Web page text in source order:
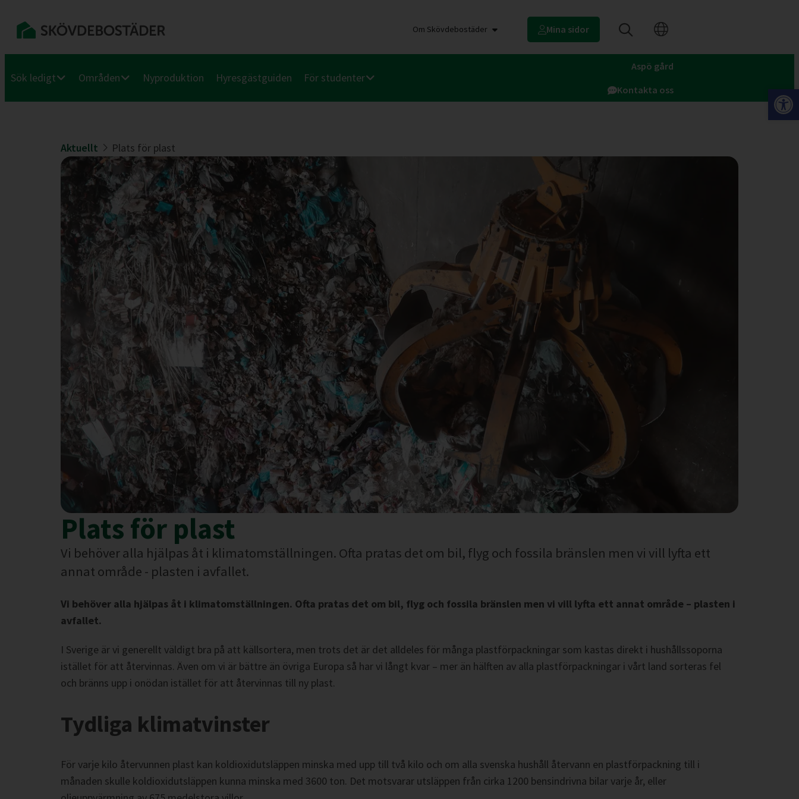
Om Skövdebostäder Mina sidor
Sök ledigt Områden Nyproduktion Hyresgästguiden För studenter
Aspö gård
Kontakta oss
Aktuellt Plats för plast
Plats för plast
Vi behöver alla hjälpas åt i klimatomställningen. Ofta pratas det om bil, flyg och fossila bränslen men vi vill lyfta ett
annat område - plasten i avfallet.
Vi behöver alla hjälpas åt i klimatomställningen. Ofta pratas det om bil, flyg och fossila bränslen men vi vill lyfta ett annat område – plasten i
avfallet.
I Sverige är vi generellt väldigt bra på att källsortera, men trots det är det alldeles för många plastförpackningar som kastas direkt i hushållssoporna
istället för att återvinnas. Även om vi är bättre än övriga Europa så har vi långt kvar – mer än hälften av alla plastförpackningar i vårt land sorteras fel
och bränns upp i onödan istället för att återvinnas till ny plast.
Tydliga klimatvinster
För varje kilo återvunnen plast kan koldioxidutsläppen minska med upp till två kilo och om alla svenska hushåll återvann en plastförpackning till i
månaden skulle koldioxidutsläppen kunna minska med 3600 ton. Det motsvarar utsläppen från cirka 1200 bensindrivna bilar varje år, eller